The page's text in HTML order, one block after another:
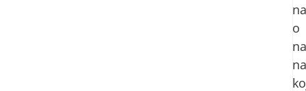
o
na